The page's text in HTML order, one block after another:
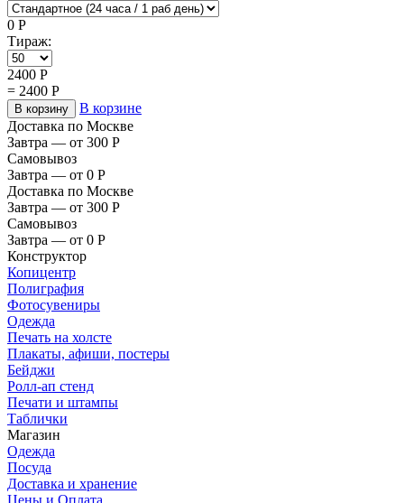
0 Р
Тираж:
2400 Р
= 2400 Р
В корзину
В корзине
Доставка по Москве
Завтра — от 300 Р
Самовывоз
Завтра — от 0 Р
Доставка по Москве
Завтра — от 300 Р
Самовывоз
Завтра — от 0 Р
Конструктор
Копицентр
Полиграфия
Фотосувениры
Одежда
Печать на холсте
Плакаты, афиши, постеры
Бейджи
Ролл-ап стенд
Печати и штампы
Таблички
Магазин
Одежда
Посуда
Доставка и хранение
Цены и Оплата